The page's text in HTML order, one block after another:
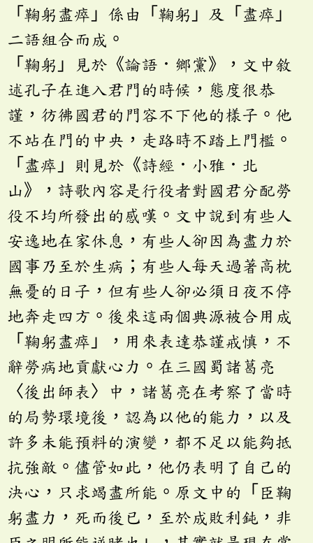
「鞠躬盡瘁」係由「鞠躬」及「盡瘁」
二語組合而成。
「鞠躬」見於《論語．鄉黨》，文中敘
述孔子在進入君門的時候，態度很恭
謹，彷彿國君的門容不下他的樣子。他
不站在門的中央，走路時不踏上門檻。
「盡瘁」則見於《詩經．小雅．北
山》，詩歌內容是行役者對國君分配勞
役不均所發出的感嘆。文中說到有些人
安逸地在家休息，有些人卻因為盡力於
國事乃至於生病；有些人每天過著高枕
無憂的日子，但有些人卻必須日夜不停
地奔走四方。後來這兩個典源被合用成
「鞠躬盡瘁」，用來表達恭謹戒慎，不
辭勞病地貢獻心力。在三國蜀諸葛亮
〈後出師表〉中，諸葛亮在考察了當時
的局勢環境後，認為以他的能力，以及
許多未能預料的演變，都不足以能夠抵
抗強敵。儘管如此，他仍表明了自己的
決心，只求竭盡所能。原文中的「臣鞠
躬盡力，死而後已，至於成敗利鈍，非